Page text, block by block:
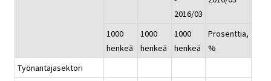
2016/03
1000
henkeä
1000
henkeä
1000
henkeä
Prosenttia,
%
Työnantajasektori